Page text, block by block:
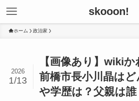
skooon!
ホーム 政治家
【画像あり】wiki
前橋市長小川晶は
や学歴は？父親は誰
2026
1/13